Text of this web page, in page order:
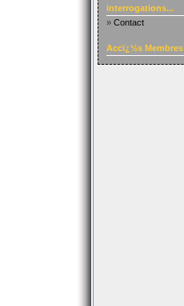
interrogations...
» Contact
Accï¿½s Membres